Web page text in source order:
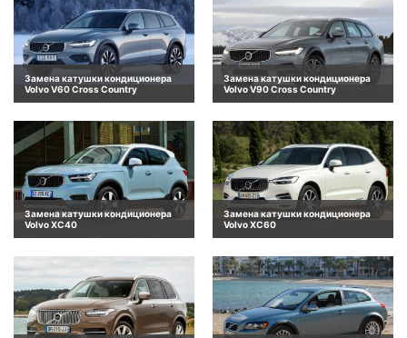
Замена катушки кондиционера
Volvo V60 Cross Country
Замена катушки кондиционера
Volvo V90 Cross Country
Замена катушки кондиционера
Volvo XC40
Замена катушки кондиционера
Volvo XC60